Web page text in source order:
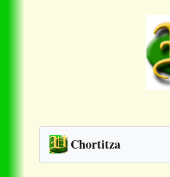
Chortitza